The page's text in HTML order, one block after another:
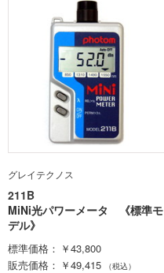
グレイテクノス
211B
MiNi光パワーメータ 《標準モ
デル》
標準価格
￥43,800
販売価格
￥49,415 （税込）